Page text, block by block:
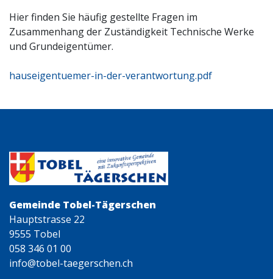
Hier finden Sie häufig gestellte Fragen im
Zusammenhang der Zuständigkeit Technische Werke
und Grundeigentümer.
hauseigentuemer-in-der-verantwortung.pdf
Gemeinde Tobel-Tägerschen
Hauptstrasse 22
9555 Tobel
058 346 01 00
info@tobel-taegerschen.ch